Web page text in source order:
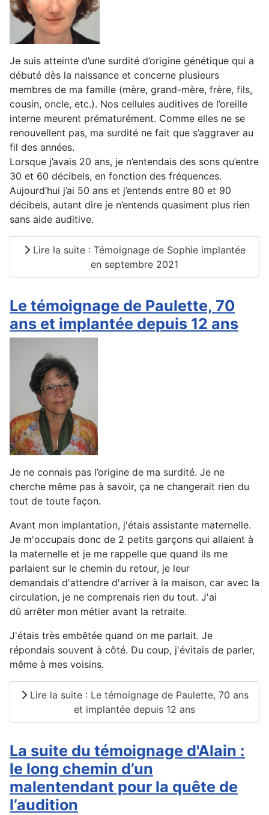
Je suis atteinte d’une surdité d’origine génétique qui a
débuté dès la naissance et concerne plusieurs
membres de ma famille (mère, grand-mère, frère, fils,
cousin, oncle, etc.). Nos cellules auditives de l’oreille
interne meurent prématurément. Comme elles ne se
renouvellent pas, ma surdité ne fait que s’aggraver au
fil des années.
Lorsque j’avais 20 ans, je n’entendais des sons qu’entre
30 et 60 décibels, en fonction des fréquences.
Aujourd’hui j’ai 50 ans et j’entends entre 80 et 90
décibels, autant dire je n’entends quasiment plus rien
sans aide auditive.
Lire la suite : Témoignage de Sophie implantée
en septembre 2021
Le témoignage de Paulette, 70
ans et implantée depuis 12 ans
Je ne connais pas l’origine de ma surdité. Je ne
cherche même pas à savoir, ça ne changerait rien du
tout de toute façon.
Avant mon implantation, j'étais assistante maternelle.
Je m'occupais donc de 2 petits garçons qui allaient à
la maternelle et je me rappelle que quand ils me
parlaient sur le chemin du retour, je leur
demandais d'attendre d'arriver à la maison, car avec la
circulation, je ne comprenais rien du tout. J'ai
dû arrêter mon métier avant la retraite.
J'étais très embêtée quand on me parlait. Je
répondais souvent à côté. Du coup, j'évitais de parler,
même à mes voisins.
Lire la suite : Le témoignage de Paulette, 70 ans
et implantée depuis 12 ans
La suite du témoignage d'Alain :
le long chemin d’un
malentendant pour la quête de
l’audition